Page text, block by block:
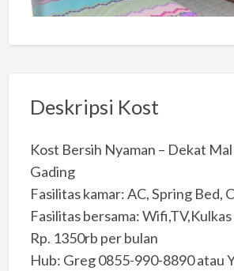
Deskripsi Kost
Kost Bersih Nyaman – Dekat
Gading
Fasilitas kamar: AC, Spring Bed,
Fasilitas bersama: Wifi,TV,Kulkas
Rp. 1350rb per bulan
Hub: Greg 0855-990-8890 atau